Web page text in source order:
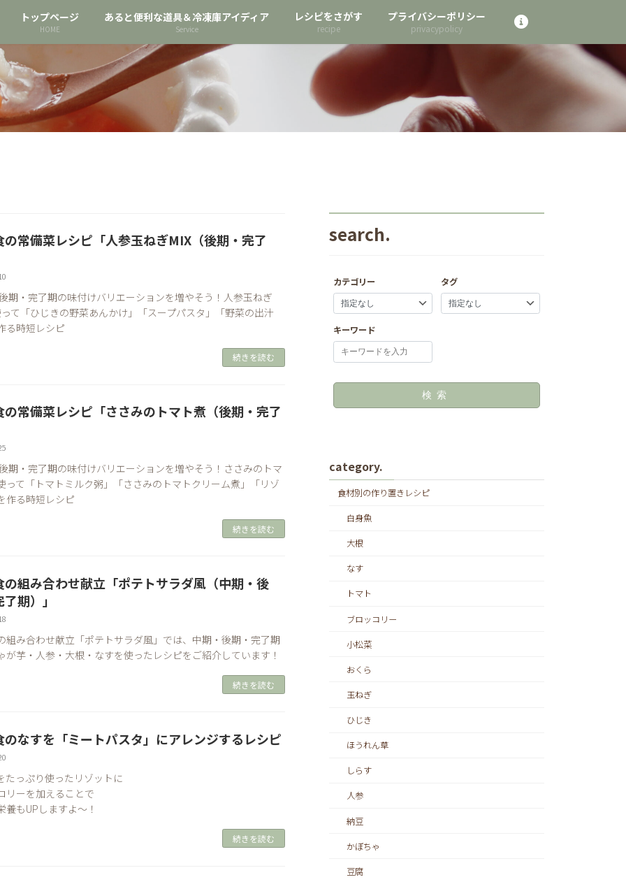
トップページ
HOME
あると便利な道具＆冷凍庫アイディア
Service
レシピをさがす プライバシーポリシー
の常備菜レシピ「人参玉ねぎMIX（後期・完了
期・完了期の味付けバリエーションを増やそう！人参玉ねぎ
って「ひじきの野菜あんかけ」「スープパスタ」「野菜の出汁
る時短レシピ
続きを読む
の常備菜レシピ「ささみのトマト煮（後期・完了
期・完了期の味付けバリエーションを増やそう！ささみのトマ
って「トマトミルク粥」「ささみのトマトクリーム煮」「リゾ
作る時短レシピ
続きを読む
の組み合わせ献立「ポテトサラダ風（中期・後
期）」
組み合わせ献立「ポテトサラダ風」では、中期・後期・完了期
が芋・人参・大根・なすを使ったレシピをご紹介しています！
続きを読む
のなすを「ミートパスタ」にアレンジするレシピ
たっぷり使ったリゾットに
リーを加えることで
養もUPしますよ〜！
続きを読む
search.
カテゴリー タグ
キーワード
検索
category.
食材別の作り置きレシピ
白身魚
大根
なす
トマト
ブロッコリー
小松菜
おくら
玉ねぎ
ひじき
ほうれん草
しらす
人参
納豆
かぼちゃ
豆腐